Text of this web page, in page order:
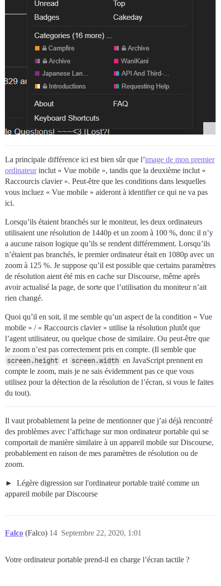
La principale différence ici est bien sûr que l’image de mon premier
ordinateurinclut « Vue mobile », tandis que la deuxième inclut «
Raccourcis clavier ». Peut-être que les conditions dans lesquelles
vous incluez « Vue mobile » aideront à identifier ce qui ne va pas
ici.
Lorsqu’ils étaient branchés sur le moniteur, les deux ordinateurs
utilisaient une résolution de 1440p et un zoom à 100 %, donc il n’y
a aucune raison logique qu’ils se rendent différemment. Lorsqu’ils
n’étaient pas branchés, le premier ordinateur était en 1080p avec un
zoom à 125 %. Je suppose qu’il est possible que certains paramètres
de résolution aient été mis en cache sur Discourse, même après
avoir actualisé la page, de sorte que l’utilisation du moniteur n’ait
rien changé.
Quoi qu’il en soit, il me semble qu’un aspect de la condition « Vue
mobile » / « Raccourcis clavier » utilise la résolution plutôt que
l’agent utilisateur, ou quelque chose de similaire. Ou peut-être que
le zoom n’est pas correctement pris en compte. (Il semble que
screen.height et screen.width en JavaScript prennent en
compte le zoom, mais je ne sais évidemment pas ce que vous
utilisez pour la détection de la résolution de l’écran, si vous le faites
du tout).
Il vaut probablement la peine de mentionner que j’ai déjà rencontré
des problèmes avec l’affichage sur mon ordinateur portable qui se
comportait de manière similaire à un appareil mobile sur Discourse,
probablement en raison de mes paramètres de résolution ou de
zoom.
Légère digression sur l'ordinateur portable traité comme un
appareil mobile par Discourse
Falco (Falco) Septembre 22, 2020, 1:01
14
Votre ordinateur portable prend-il en charge l’écran tactile ?